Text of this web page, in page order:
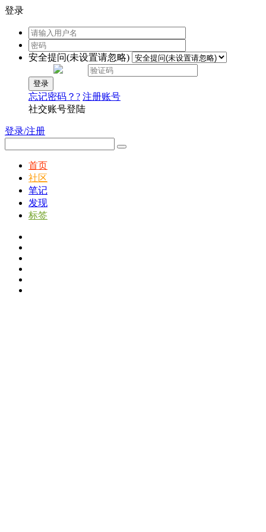
登录
安全提问(未设置请忽略)
登录
忘记密码？? 注册账号
社交账号登陆
登录/注册
首页
社区
笔记
发现
标签